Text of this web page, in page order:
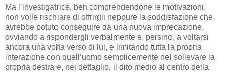
Ma l’investigatrice, ben comprendendone le motivazioni,
non volle rischiare di offrirgli neppure la soddisfazione che
avrebbe potuto conseguire da una nuova imprecazione,
ovviando a rispondergli verbalmente e, persino, a voltarsi
ancora una volta verso di lui, e limitando tutta la propria
interazione con quell’uomo semplicemente nel sollevare la
propria destra e, nel dettaglio, il dito medio al centro della